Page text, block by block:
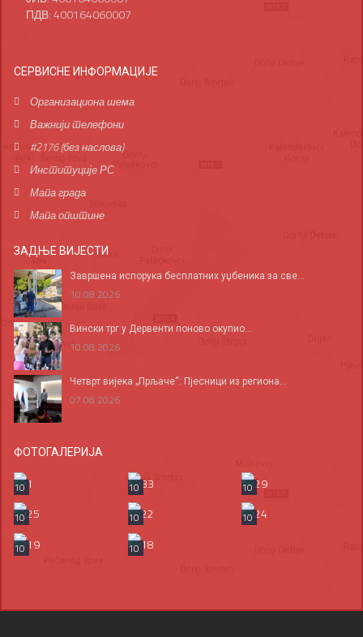
ПДВ: 400164060007
СЕРВИСНЕ ИНФОРМАЦИЈЕ
Организациона шема
Важнији телефони
#2176 (без наслова)
Институције РС
Мапа града
Мапа општине
ЗАДЊЕ ВИЈЕСТИ
Завршена испорука бесплатних уџбеника за све...
10.08.2026
Вински трг у Дервенти поново окупио...
10.08.2026
Четврт вијека „Прљаче“: Пјесници из региона...
07.08.2026
ФОТОГАЛЕРИЈА
10 10
10
10
10
10
10
10